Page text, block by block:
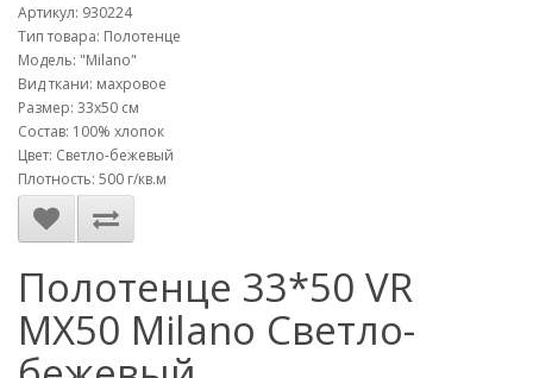
Артикул: 930224
Тип товара: Полотенце
Модель: "Milano"
Вид ткани: махровое
Размер: 33х50 см
Состав: 100% хлопок
Цвет: Светло-бежевый
Плотность: 500 г/кв.м
Полотенце 33*50 VR
MX50 Milano Светло-